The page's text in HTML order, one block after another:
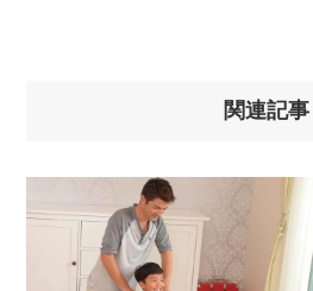
関連記事